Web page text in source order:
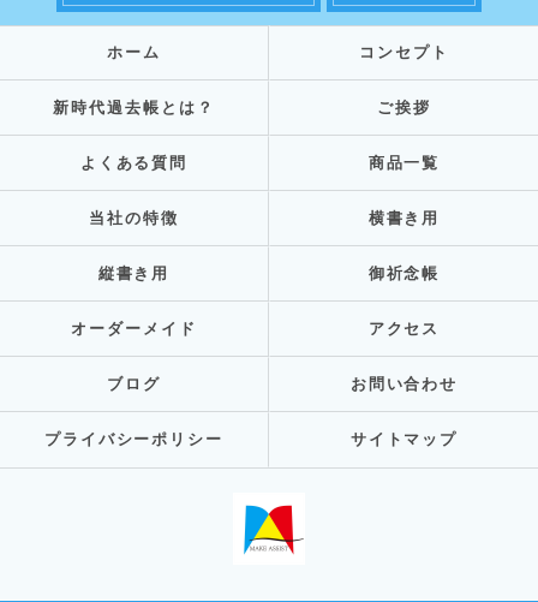
ホーム コンセプト
新時代過去帳とは？ ご挨拶
よくある質問 商品一覧
当社の特徴 横書き用
縦書き用 御祈念帳
オーダーメイド アクセス
ブログ お問い合わせ
プライバシーポリシー サイトマップ